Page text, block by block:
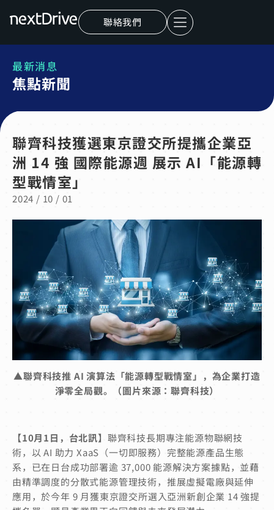
聯絡我們
最新消息
焦點新聞
聯齊科技獲選東京證交所提攜企業亞
洲 14 強 國際能源週 展示 AI「能源轉
型戰情室」
2024 / 10 / 01
▲聯齊科技推 AI 演算法「能源轉型戰情室」，為企業打造
淨零全局觀。（圖片來源：聯齊科技）
【10月1日，台北訊】 聯齊科技長期專注能源物聯網技
術，以 AI 助力 XaaS（一切即服務）完整能源產品生態
系，已在日台成功部署逾 37,000 能源解決方案據點，並藉
由精準調度的分散式能源管理技術，推展虛擬電廠與延伸
應用，於今年 9 月獲東京證交所選入亞洲新創企業 14 強提